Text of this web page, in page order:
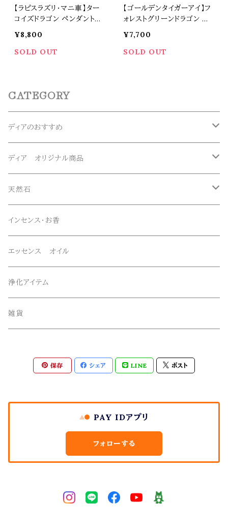
【ラピスラズリ・マニ車】ター
コイズドラゴン ペンダントト
天然石 パワーストーン t05
29
¥8,800
SOLD OUT
【ゴールデンタイガーアイ】フ
ォレストグリーンドラゴン ペ
クセサリー 天然石 パワース
トーン t0528
¥7,700
SOLD OUT
CATEGORY
ディアのおすすめ
ガネーシュヒマール産水晶
マニハール産水晶
スーパーセブン
ディア オリジナル商品
オリジナルブレスレット
オリジナルペンダント
オリジナルエッセンススプレー
オリジナルサンキャッチャー
オリジナル雑貨
天然石
ブレスレット
ネックレス・ペンダントトップ
ルース・タンブル
丸玉・ポイント
高級ビーズ
その他
インセンス・お香
エッセンス オイル
浄化アイテム
雑貨
保存 シェア LINE ポスト
PAY IDアプリ
フォローする